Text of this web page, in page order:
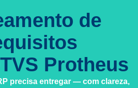
de
Protheus
precisa entregar — com clareza,